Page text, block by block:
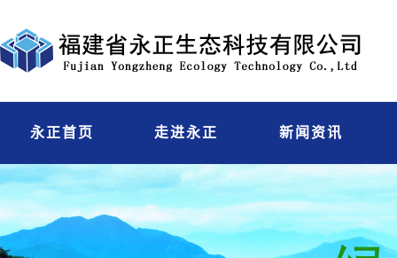
永正首页 走进永正 新闻资讯